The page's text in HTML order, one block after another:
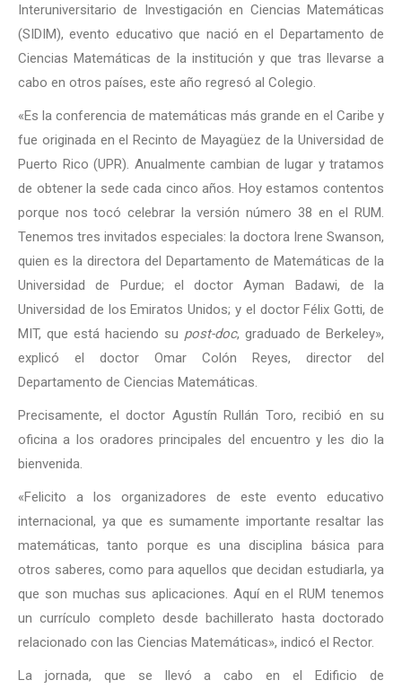
Interuniversitario de Investigación en Ciencias Matemáticas
(SIDIM), evento educativo que nació en el Departamento de
Ciencias Matemáticas de la institución y que tras llevarse a
cabo en otros países, este año regresó al Colegio.
«Es la conferencia de matemáticas más grande en el Caribe y
fue originada en el Recinto de Mayagüez de la Universidad de
Puerto Rico (UPR). Anualmente cambian de lugar y tratamos
de obtener la sede cada cinco años. Hoy estamos contentos
porque nos tocó celebrar la versión número 38 en el RUM.
Tenemos tres invitados especiales: la doctora Irene Swanson,
quien es la directora del Departamento de Matemáticas de la
Universidad de Purdue; el doctor Ayman Badawi, de la
Universidad de los Emiratos Unidos; y el doctor Félix Gotti, de
MIT, que está haciendo su post-doc, graduado de Berkeley»,
explicó el doctor Omar Colón Reyes, director del
Departamento de Ciencias Matemáticas.
Precisamente, el doctor Agustín Rullán Toro, recibió en su
oficina a los oradores principales del encuentro y les dio la
bienvenida.
«Felicito a los organizadores de este evento educativo
internacional, ya que es sumamente importante resaltar las
matemáticas, tanto porque es una disciplina básica para
otros saberes, como para aquellos que decidan estudiarla, ya
que son muchas sus aplicaciones. Aquí en el RUM tenemos
un currículo completo desde bachillerato hasta doctorado
relacionado con las Ciencias Matemáticas», indicó el Rector.
La jornada, que se llevó a cabo en el Edificio de